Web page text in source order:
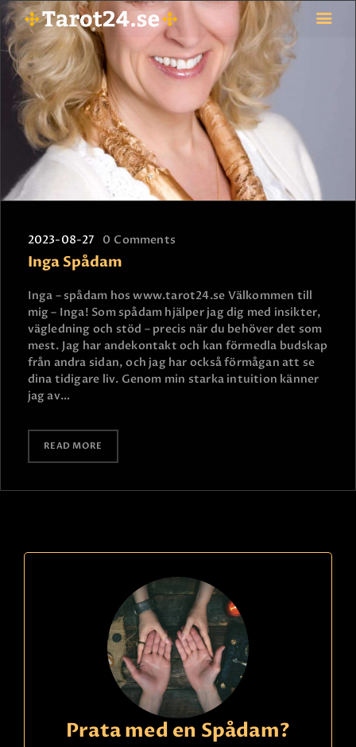
HEM
ASTROLOGI
STJÄRNTECKEN
TAROT
SPÅDAM-SIERSKA
JOBBA SOM SPÅDAM
BETALNING
FAQ
KONTAKTA OSS
2023-08-27 0 Comments
Inga Spådam
Inga – spådam hos www.tarot24.se Välkommen till
mig – Inga! Som spådam hjälper jag dig med insikter,
vägledning och stöd – precis när du behöver det som
mest. Jag har andekontakt och kan förmedla budskap
från andra sidan, och jag har också förmågan att se
dina tidigare liv. Genom min starka intuition känner
jag av…
READ MORE
Prata med en Spådam?